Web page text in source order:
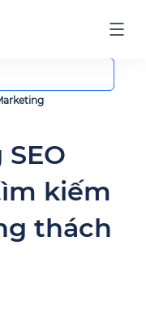
kiếm
thách